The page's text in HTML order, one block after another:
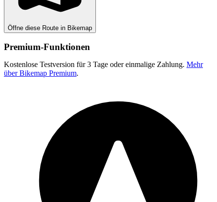
Öffne diese Route in Bikemap
Premium-Funktionen
Kostenlose Testversion für 3 Tage oder einmalige Zahlung. Mehr
über Bikemap Premium.